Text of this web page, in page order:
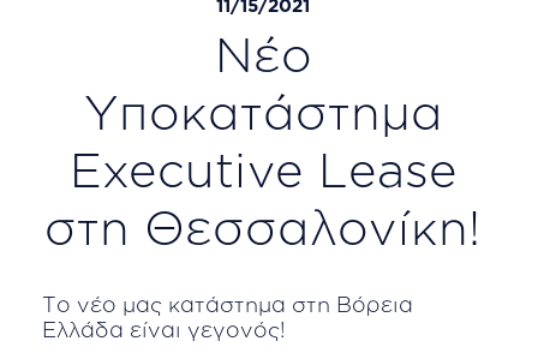
11/15/2021
Νέο
Υποκατάστημα
Executive Lease
στη Θεσσαλονίκη!
Το νέο μας κατάστημα στη Βόρεια
Ελλάδα είναι γεγονός!